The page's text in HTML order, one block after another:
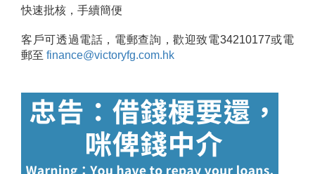
快速批核，手續簡便
客戶可透過電話，電郵查詢，歡迎致電34210177或電
郵至 finance@victoryfg.com.hk